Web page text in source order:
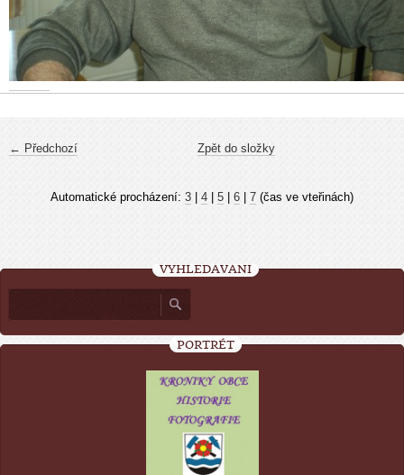
← Předchozí Zpět do složky
Automatické procházení: 3 4 5 6 7 (čas ve vteřinách)
VYHLEDÁVÁNÍ
PORTRÉT